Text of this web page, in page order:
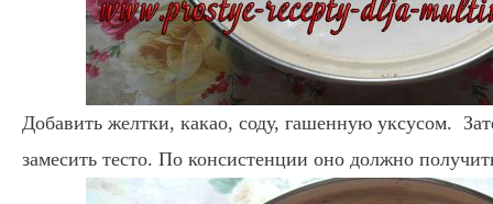
Добавить желтки, какао, соду, гашенную уксусом.
замесить тесто. По консистенции оно должно